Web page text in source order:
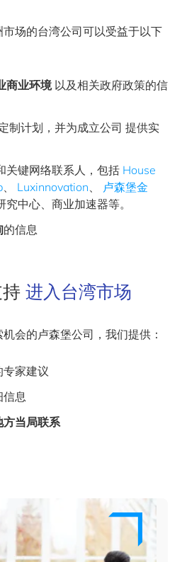
场的台湾公司可以受益于以下
商业环境以及相关政府政策的信
制计划，并为成立公司 提供实
关键网络联系人，包括 House
、 Luxinnovation、 卢森堡金
究中心、商业加速器等。
的信息
进入台湾市场
会的卢森堡公司，我们提供：
专家建议
信息
方当局联系